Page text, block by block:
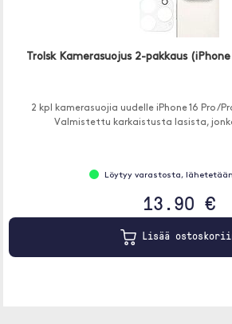
Trolsk Kamerasuojus 2-pakkaus
2 kpl kamerasuojia uudelle iPhone 16 Pro/
Valmistettu karkaistusta lasista,
Löytyy varastosta,
13.90 €
Lisää